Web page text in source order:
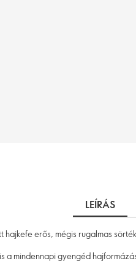
LEÍRÁS
hajkefe erős, mégis rugalmas
a mindennapi gyengéd